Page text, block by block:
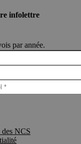
infolettre
par année.
NCS